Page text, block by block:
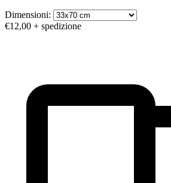
Dimensioni:
€12,00 + spedizione